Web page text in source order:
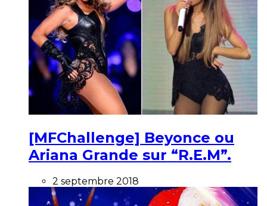
[MFChallenge] Beyonce ou
Ariana Grande sur “R.E.M”.
2 septembre 2018